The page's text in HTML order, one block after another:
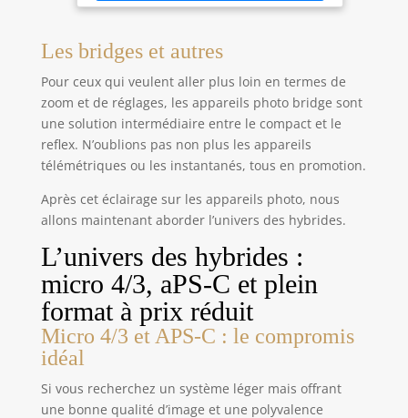
débutants à obtenir des images nettes, tandis que
paysages et détails éloignés pendant les voyages,
fêtes ou activités quotidiennes. ÉCRAN 3″
permet de contrôler le cadrage pendant les selfies,
les vlogs et les vidéos face caméra. La molette
supérieure facilite le passage entre photo, vidéo,
ralenti et filtres. La fonction pause permet
d’interrompre puis de reprendre l’enregistrement
et simplifie le montage. WEBCAM ET DEUX MODES
DE CHARGE :Connectez l’appareil à un ordinateur
appels vidéo, le streaming, les cours en ligne ou
les vlogs. Les deux batteries rechargeables se
chargent directement par USB ou séparément
CRÉATIFS ET KIT DE VOYAGE :Profitez de 20 filtres,
de l’anti-tremblement, du flash, de la rafale, du
time-lapse, du ralenti, de la détection de
mouvement et de la pause vidéo. Le kit comprend
une carte SD 32 Go, deux batteries, une station de
charge, un câble USB, un cache-objectif, un
chiffon, une dragonne et une housse.
Les bridges et autres
Pour ceux qui veulent aller plus loin en termes de
zoom et de réglages, les appareils photo bridge sont
une solution intermédiaire entre le compact et le
reflex. N’oublions pas non plus les appareils
télémétriques ou les instantanés, tous en promotion.
Après cet éclairage sur les appareils photo, nous
allons maintenant aborder l’univers des hybrides.
L’univers des hybrides :
micro 4/3, aPS-C et plein
format à prix réduit
Micro 4/3 et APS-C : le compromis
idéal
Si vous recherchez un système léger mais offrant
une bonne qualité d’image et une polyvalence